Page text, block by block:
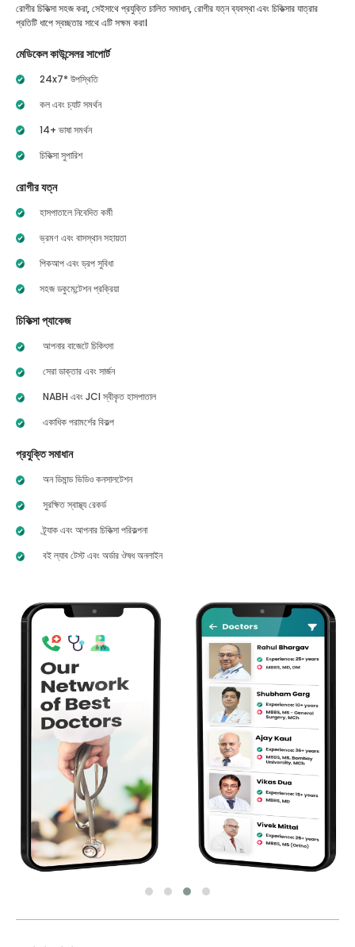
রোগীর চিকিত্সা সহজ করা, সেইসাথে প্রযুক্তি চালিত সমাধান, রোগীর যত্ন ব্যবস্থা এবং চিকিত্সার যাত্রার
প্রতিটি ধাপে স্বচ্ছতার সাথে এটি সক্ষম করা।
মেডিকেল কাউন্সেলর সাপোর্ট
24x7* উপস্থিতি
কল এবং চ্যাট সমর্থন
14+ ভাষা সমর্থন
চিকিত্সা সুপারিশ
রোগীর যত্ন
হাসপাতালে নিবেদিত কর্মী
ভ্রমণ এবং বাসস্থান সহায়তা
পিকআপ এবং ড্রপ সুবিধা
সহজ ডকুমেন্টেশন প্রক্রিয়া
চিকিত্সা প্যাকেজ
আপনার বাজেটে চিকিৎসা
সেরা ডাক্তার এবং সার্জন
NABH এবং JCI স্বীকৃত হাসপাতাল
একাধিক পরামর্শের বিকল্প
প্রযুক্তি সমাধান
অন ডিমান্ড ভিডিও কনসালটেশন
সুরক্ষিত স্বাস্থ্য রেকর্ড
ট্র্যাক এবং আপনার চিকিত্সা পরিকল্পনা
বই ল্যাব টেস্ট এবং অর্ডার ঔষধ অনলাইন